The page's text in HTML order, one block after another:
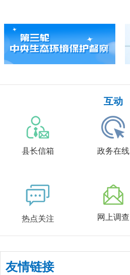
互动
县长信箱 政务在线
热点关注 网上调查
友情链接